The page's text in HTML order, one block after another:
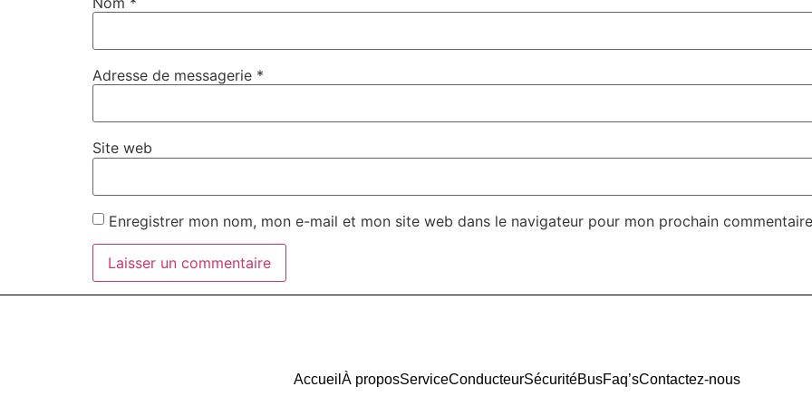
Adresse de messagerie *
Site web
Enregistrer mon nom, mon e-mail et mon site web dans le navigateur pour mon prochain
Accueil À proposServiceConducteurSécuritéBusFaq’sContactez-nous